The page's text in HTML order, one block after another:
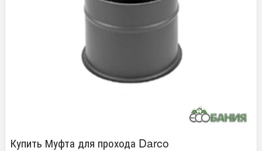
Купить Муфта для прохода Darco